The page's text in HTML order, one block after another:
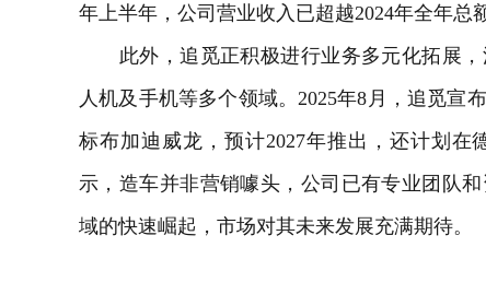
年上半年，公司营业收入已超越2024年全年总
此外，追觅正积极进行业务多元化拓展，
人机及 手机等多个领域。2025年8月，追觅宣
标布加迪威龙，预计2027年推出，还计划
示，造车并非营销噱头，公司已有专业团队
域的快速崛起，市场对其未来发展充满期待。